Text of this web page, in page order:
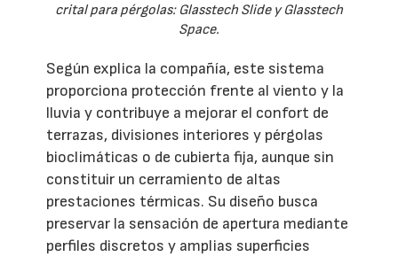
crital para pérgolas: Glasstech Slide y Glasstech
Space.
Según explica la compañía, este sistema
proporciona protección frente al viento y la
lluvia y contribuye a mejorar el confort de
terrazas, divisiones interiores y pérgolas
bioclimáticas o de cubierta fija, aunque sin
constituir un cerramiento de altas
prestaciones térmicas. Su diseño busca
preservar la sensación de apertura mediante
perfiles discretos y amplias superficies